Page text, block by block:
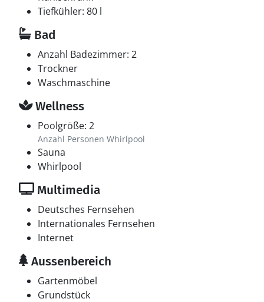
Tiefkühler: 80 l
Bad
Anzahl Badezimmer: 2
Trockner
Waschmaschine
Wellness
Poolgröße: 2
Anzahl Personen Whirlpool
Sauna
Whirlpool
Multimedia
Deutsches Fernsehen
Internationales Fernsehen
Internet
Aussenbereich
Gartenmöbel
Grundstück